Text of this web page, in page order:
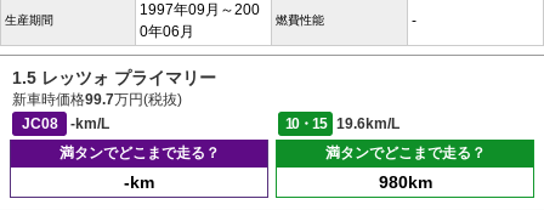
生産期間
1997年09月～200
0年06月
燃費性能 -
1.5 レッツォ プライマリー
新車時価格99.7万円(税抜)
JC08
-km/L 10・15
19.6km/L
満タンでどこまで走る？
-km
満タンでどこまで走る？
980km